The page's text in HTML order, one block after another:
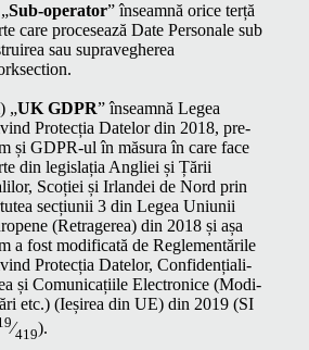
„Sub-oper­a­tor” înseam­nă orice terță
care pro­ce­sează Date Per­son­ale sub
sau supraveg­herea
„UK GDPR” înseam­nă Leg­ea
Pro­tecția Datelor din 2018, pre­
și GDPR-ul în măsura în care face
din leg­is­lația Angliei și Țării
Scoției și Irlan­dei de Nord prin
secți­u­nii 3 din Leg­ea Uni­u­nii
(Retragerea) din 2018 și așa
a fost mod­i­fi­cată de Regle­men­tările
Pro­tecția Datelor, Con­fi­dențial­i­
și Comu­ni­cați­ile Elec­tron­ice (Mod­i­
etc.) (Ieșirea din UE) din 2019 (SI
⁄419).